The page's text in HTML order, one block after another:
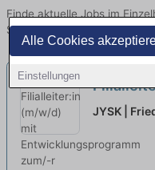
Alle Cookies
Einstellungen
Finde aktuelle Jobs im
Stellenangebote im Verkauf,
JYSK |